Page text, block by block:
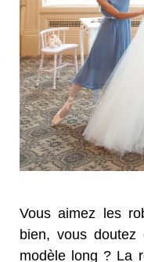
Vous aimez les
bien, vous
modèle long ? La